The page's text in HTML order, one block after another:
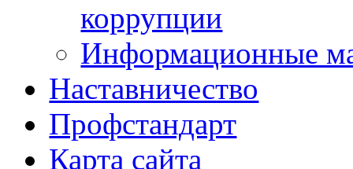
коррупции
Информационные
Наставничество
Профстандарт
Карта сайта